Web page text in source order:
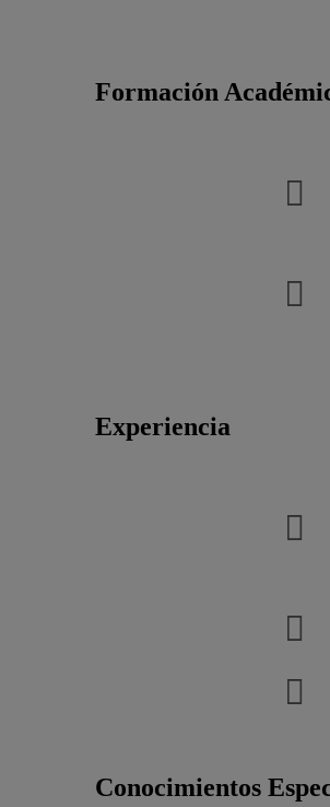
Formación
Experiencia
Conocimientos